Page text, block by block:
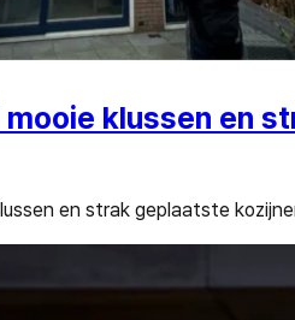
mooie klussen en
en strak geplaatste